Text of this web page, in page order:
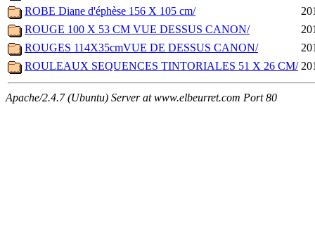
ROBE Diane d'éphèse 156 X 105 cm/
ROUGE 100 X 53 CM VUE DESSUS CANON/
ROUGES 114X35cmVUE DE DESSUS CANON/
ROULEAUX SEQUENCES TINTORIALES 51 X 26 CM/
Apache/2.4.7 (Ubuntu) Server at www.elbeurret.com Port 80